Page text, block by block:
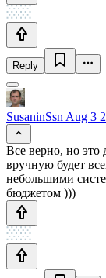
Reply
SusaninSsn Aug 3
Все верно, но это
вручную будет
небольшими
бюджетом )))